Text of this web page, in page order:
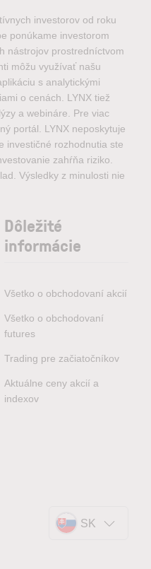
investorov od roku
ponúkame investorom
nástrojov prostredníctvom
môžu využívať našu
s analytickými
o cenách. LYNX tiež
a webináre. Pre viac
portál. LYNX neposkytuje
investičné rozhodnutia ste
zahŕňa riziko.
Výsledky z minulosti nie
Dôležité
informácie
Všetko o obchodovaní akcií
Všetko o obchodovaní
futures
Trading pre začiatočníkov
Aktuálne ceny akcií a
indexov
SK